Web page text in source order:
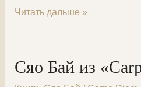
С
середины
~
Читать дальше »
Сяо Бай из